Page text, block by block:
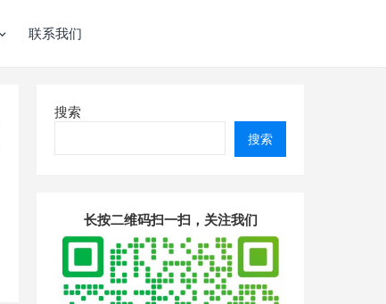
联系我们
搜索
搜索
长按二维码扫一扫，关注我们